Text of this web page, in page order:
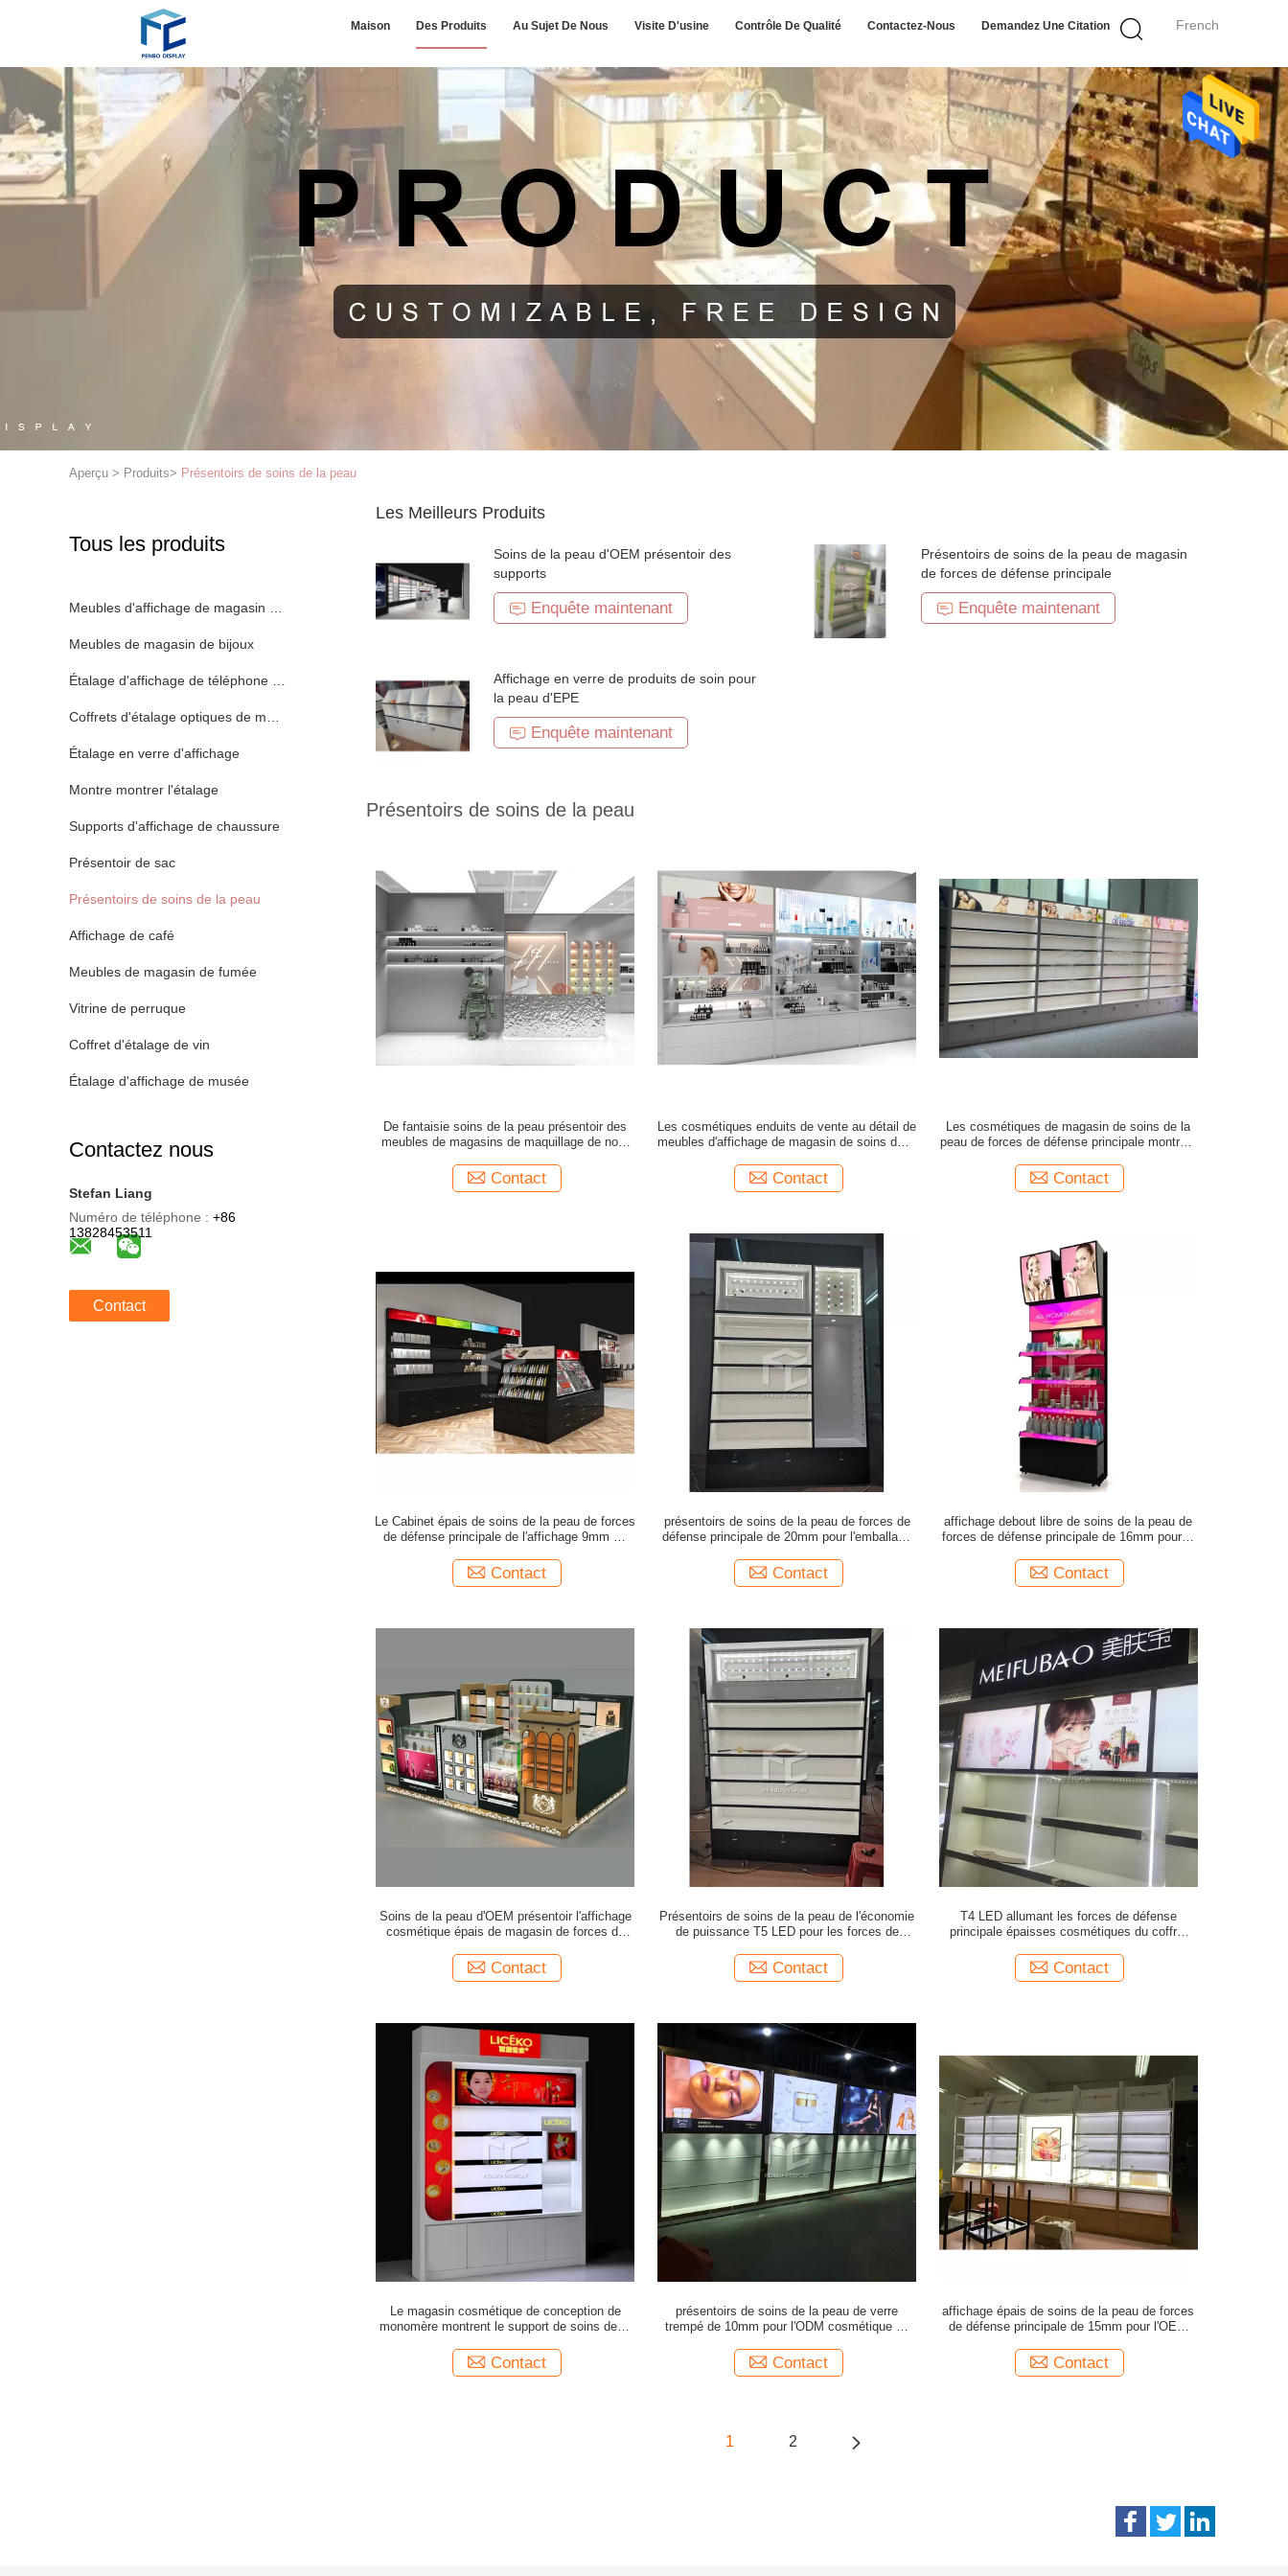
French
Maison Des Produits Au Sujet De Nous Visite D'usine Contrôle De Qualité Contactez-Nous Demandez Une Citation
Aperçu > Produits> Présentoirs de soins de la peau
Tous les produits
Meubles d'affichage de magasin d'habillement
Meubles de magasin de bijoux
Étalage d'affichage de téléphone portable
Coffrets d'étalage optiques de magasin
Étalage en verre d'affichage
Montre montrer l'étalage
Supports d'affichage de chaussure
Présentoir de sac
Présentoirs de soins de la peau
Affichage de café
Meubles de magasin de fumée
Vitrine de perruque
Coffret d'étalage de vin
Étalage d'affichage de musée
Contactez nous
Stefan Liang
Numéro de téléphone : +86
13828453511
Contact
Les Meilleurs Produits
Soins de la peau d'OEM présentoir des
supports
Enquête maintenant
Présentoirs de soins de la peau de magasin
de forces de défense principale
Enquête maintenant
Affichage en verre de produits de soin pour
la peau d'EPE
Enquête maintenant
Présentoirs de soins de la peau
De fantaisie soins de la peau présentoir des
meubles de magasins de maquillage de nom
Contact
Les cosmétiques enduits de vente au détail de
meubles d'affichage de magasin de soins de la
Contact
Les cosmétiques de magasin de soins de la
peau de forces de défense principale montrent
Contact
Le Cabinet épais de soins de la peau de forces
de défense principale de l'affichage 9mm de
Contact
présentoirs de soins de la peau de forces de
défense principale de 20mm pour l'emballage
Contact
affichage debout libre de soins de la peau de
forces de défense principale de 16mm pour la
Contact
Soins de la peau d'OEM présentoir l'affichage
cosmétique épais de magasin de forces de
Contact
Présentoirs de soins de la peau de l'économie
de puissance T5 LED pour les forces de
Contact
T4 LED allumant les forces de défense
principale épaisses cosmétiques du coffret
Contact
Le magasin cosmétique de conception de
monomère montrent le support de soins de la
principale de 20mm
Contact
présentoirs de soins de la peau de verre
trempé de 10mm pour l'ODM cosmétique de
Contact
affichage épais de soins de la peau de forces
de défense principale de 15mm pour l'OEM
Contact
1 2